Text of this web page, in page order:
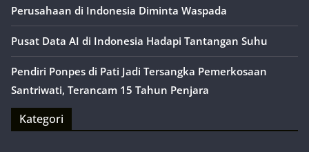
Perusahaan di Indonesia Diminta Waspada
Pusat Data AI di Indonesia Hadapi Tantangan Suhu
Pendiri Ponpes di Pati Jadi Tersangka Pemerkosaan
Santriwati, Terancam 15 Tahun Penjara
Kategori